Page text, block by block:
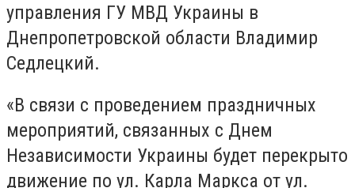
управления ГУ МВД Украины в
Днепропетровской области Владимир
Седлецкий.
«В связи с проведением праздничных
мероприятий, связанных с Днем
Независимости Украины будет перекрыто
движение по ул. Карла Маркса от ул.